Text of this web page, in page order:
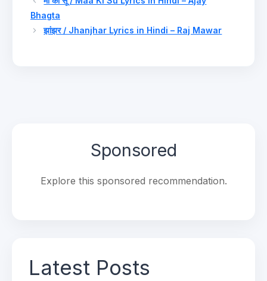
Bhagta
झांझर / Jhanjhar Lyrics in Hindi – Raj Mawar
Sponsored
Explore this sponsored recommendation.
Latest Posts